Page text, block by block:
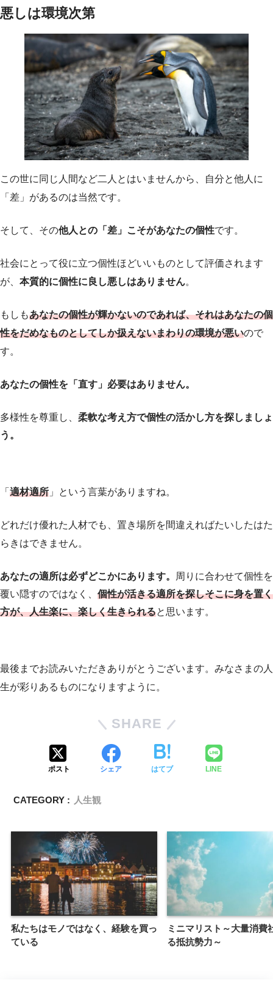
悪しは環境次第
この世に同じ人間など二人とはいませんから、自分と他人に
「差」があるのは当然です。
そして、その他人との「差」こそがあなたの個性です。
社会にとって役に立つ個性ほどいいものとして評価されます
が、 本質的に個性に良し悪しはありません。
もしもあなたの個性が輝かないのであれば、それはあなたの個
性をだめなものとしてしか扱えないまわりの環境が悪いので
す。
あなたの個性を「直す」必要はありません。
多様性を尊重し、 柔軟な考え方で個性の活かし方を探しましょ
う。
「 適材適所 」という言葉がありますね。
どれだけ優れた人材でも、置き場所を間違えればたいしたはた
らきはできません。
あなたの適所は必ずどこかにあります。
周りに合わせて個性を
覆い隠すのではなく、 個性が活きる適所を探しそこに身を置く
方が、人生楽に、楽しく生きられると思います。
最後までお読みいただきありがとうございます。みなさまの人
生が彩りあるものになりますように。
SHARE
ポスト シェア はてブ LINE
CATEGORY : 人生観
私たちはモノではなく、経験を買っ
ている
ミニマリスト～大量消費
る抵抗勢力～